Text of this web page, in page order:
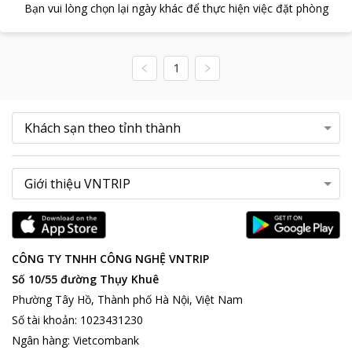
Bạn vui lòng chọn lại ngày khác để thực hiện việc đặt phòng
1
CÔNG TY TNHH CÔNG NGHỆ VNTRIP
Số 10/55 đường Thụy Khuê
Phường Tây Hồ, Thành phố Hà Nội, Việt Nam
Số tài khoản: 1023431230
Ngân hàng: Vietcombank